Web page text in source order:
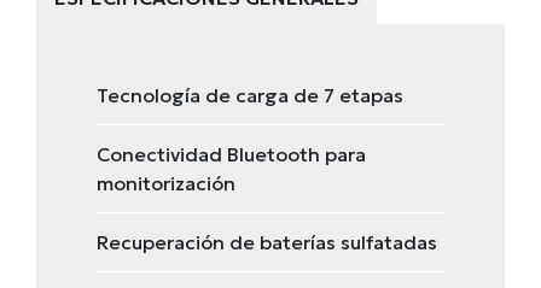
Tecnología de carga de 7 etapas
Conectividad Bluetooth para
monitorización
Recuperación de baterías sulfatadas